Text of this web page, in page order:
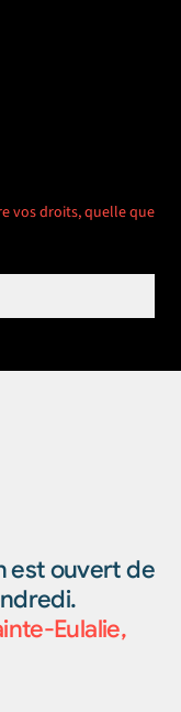
vos droits, quelle que
est ouvert de
Eulalie,